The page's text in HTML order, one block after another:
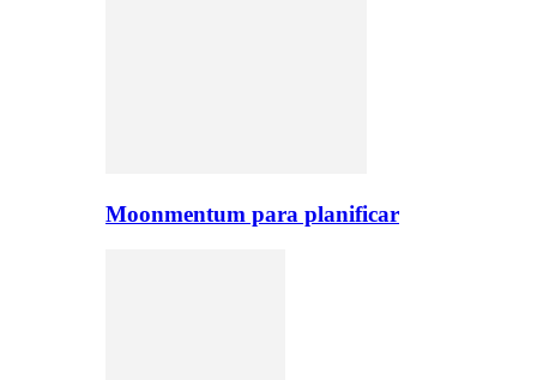
Moonmentum para planificar